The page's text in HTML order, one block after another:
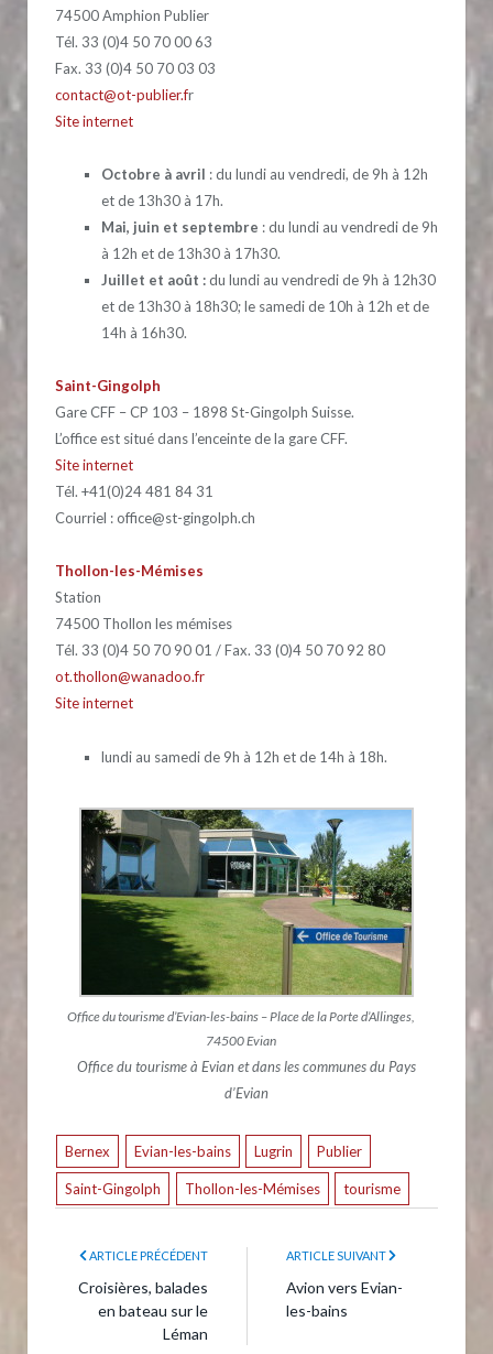
74500 Amphion Publier
Tél. 33 (0)4 50 70 00 63
Fax. 33 (0)4 50 70 03 03
contact@ot-publier.fr
Site internet
Octobre à avril : du lundi au vendredi, de 9h à 12h
et de 13h30 à 17h.
Mai, juin et septembre : du lundi au vendredi de 9h
à 12h et de 13h30 à 17h30.
Juillet et août :du lundi au vendredi de 9h à 12h30
et de 13h30 à 18h30; le samedi de 10h à 12h et de
14h à 16h30.
Saint-Gingolph
Gare CFF – CP 103 – 1898 St-Gingolph Suisse.
L’office est situé dans l’enceinte de la gare CFF.
Site internet
Tél. +41(0)24 481 84 31
Courriel : office@st-gingolph.ch
Thollon-les-Mémises
Station
74500 Thollon les mémises
Tél. 33 (0)4 50 70 90 01 / Fax. 33 (0)4 50 70 92 80
ot.thollon@wanadoo.fr
Site internet
lundi au samedi de 9h à 12h et de 14h à 18h.
Office du tourisme d’Evian-les-bains – Place de la Porte d’Allinges,
74500 Evian
Office du tourisme à Evian et dans les communes du Pays
d’Evian
Bernex Evian-les-bains Lugrin Publier
Saint-Gingolph Thollon-les-Mémises tourisme
ARTICLE PRÉCÉDENT
Croisières, balades
en bateau sur le
Léman
ARTICLE SUIVANT
Avion vers Evian-
les-bains